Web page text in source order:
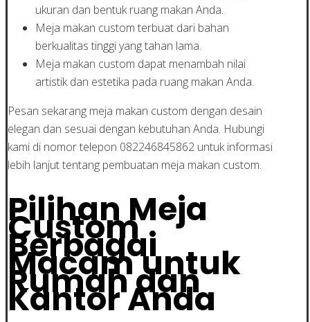
ukuran dan bentuk ruang makan Anda.
Meja makan custom terbuat dari bahan
berkualitas tinggi yang tahan lama.
Meja makan custom dapat menambah nilai
artistik dan estetika pada ruang makan Anda.
Pesan sekarang meja makan custom dengan desain
elegan dan sesuai dengan kebutuhan Anda. Hubungi
kami di nomor telepon 082246845862 untuk informasi
lebih lanjut tentang pembuatan meja makan custom.
Pilihan Meja
Custom
Berbagai
Macam untuk
Rumah dan
Kantor Anda